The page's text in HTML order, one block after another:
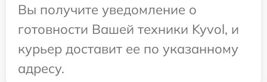
Вы получите уведомление о
готовности Вашей техники Kyvol, и
курьер доставит ее по указанному
адресу.